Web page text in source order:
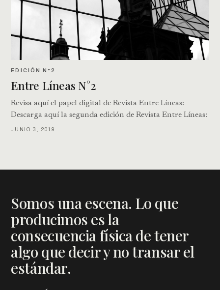
EDICIÓN N°2
Entre Líneas N°2
Revisa aquí el papel digital de Revista Entre Líneas:
Descarga aquí la segunda edición de Revista Entre Líneas:
JUNIO 3, 2019
Somos una escena. Lo que
producimos es la
consecuencia física de tener
algo que decir y no transar el
estándar.